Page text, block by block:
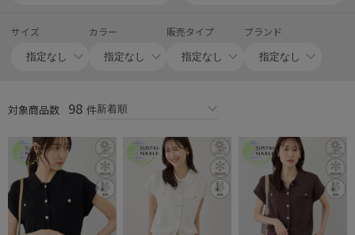
サイズ カラー 販売タイプ ブランド
対象商品数 98 件